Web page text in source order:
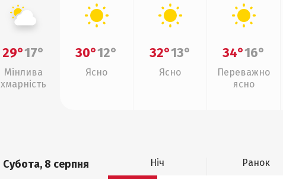
29°17°
Мінлива
хмарність
30°12°
Ясно
32°13°
Ясно
34°16°
Переважно
ясно
Субота, 8 серпня Ніч Ранок